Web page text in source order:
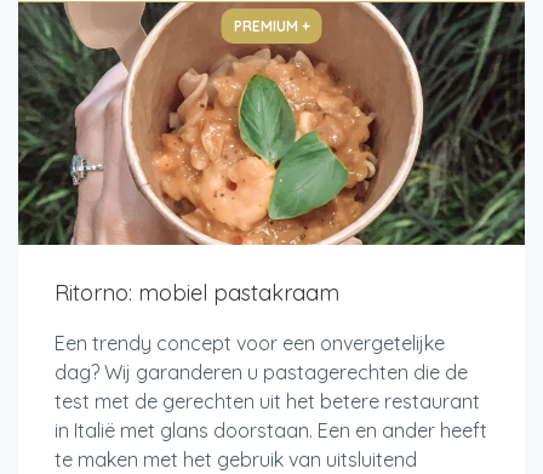
PREMIUM +
Ritorno: mobiel pastakraam
Een trendy concept voor een onvergetelijke
dag? Wij garanderen u pastagerechten die de
test met de gerechten uit het betere restaurant
in Italië met glans doorstaan. Een en ander heeft
te maken met het gebruik van uitsluitend